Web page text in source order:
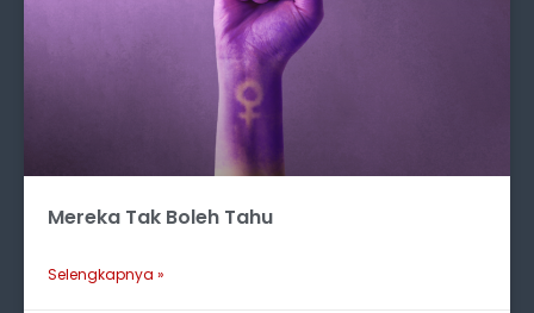
Mereka Tak Boleh Tahu
Selengkapnya »